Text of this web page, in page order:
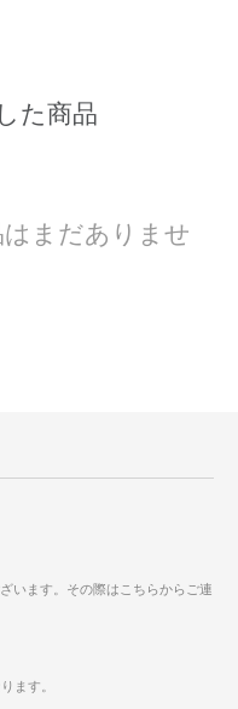
た商品
まだありませ
います。その際はこちらからご連
ます。